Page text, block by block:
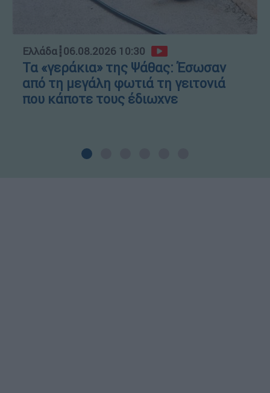
Ελλάδα┋06.08.2026 10:30
Τα «γεράκια» της Ψάθας: Έσωσαν
από τη μεγάλη φωτιά τη γειτονιά
που κάποτε τους έδιωχνε